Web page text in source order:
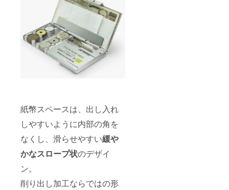
紙幣スペースは、出し入れ
しやすいように内部の角を
なくし、滑らせやすい緩や
かなスロープ状のデザイ
ン。
削り出し加工ならではの形